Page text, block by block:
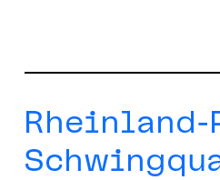
Rheinland-